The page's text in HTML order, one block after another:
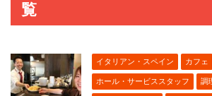
覧
イタリアン・スペイン カフェ
ホール・サービススタッフ 調